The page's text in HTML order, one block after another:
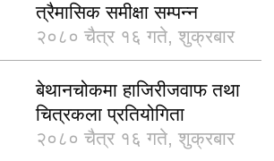
त्रैमासिक समीक्षा सम्पन्न
२०८० चैत्र १६ गते, शुक्रबार
बेथानचोकमा हाजिरीजवाफ तथा
चित्रकला प्रतियोगिता
२०८० चैत्र १६ गते, शुक्रबार